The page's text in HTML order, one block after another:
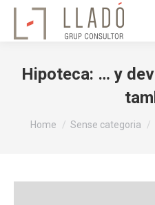
Hipoteca: … y
You are here:
Home Sense categoria